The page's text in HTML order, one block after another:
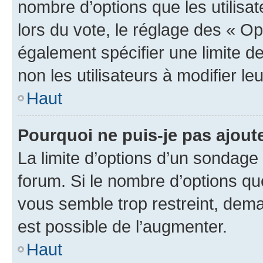
nombre d’options que les
lors du vote, le réglage des «
également spécifier une limite
non les utilisateurs à modifier
Haut
Pourquoi ne puis-je pas
La limite d’options d’un
forum. Si le nombre d’options
vous semble trop restreint,
est possible de l’augmenter.
Haut